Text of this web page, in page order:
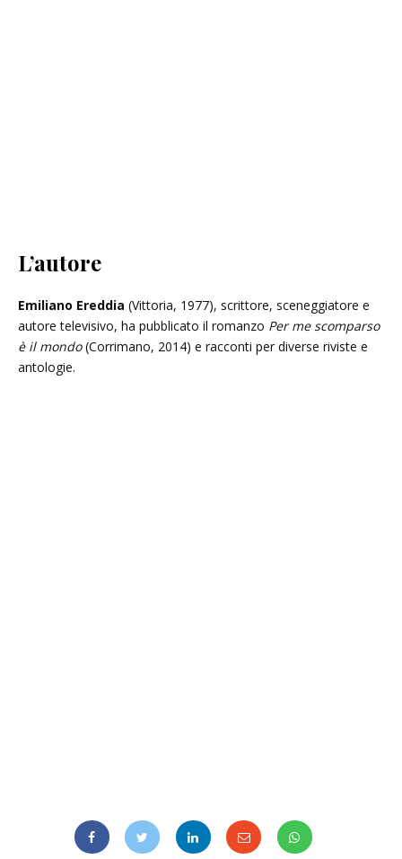
L’autore
Emiliano Ereddia (Vittoria, 1977), scrittore, sceneggiatore e
autore televisivo, ha pubblicato il romanzo Per me scomparso
è il mondo(Corrimano, 2014) e racconti per diverse riviste e
antologie.